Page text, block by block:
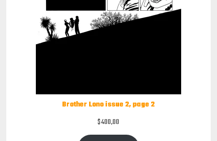
Brother Lono issue 2, page 2
$400,00